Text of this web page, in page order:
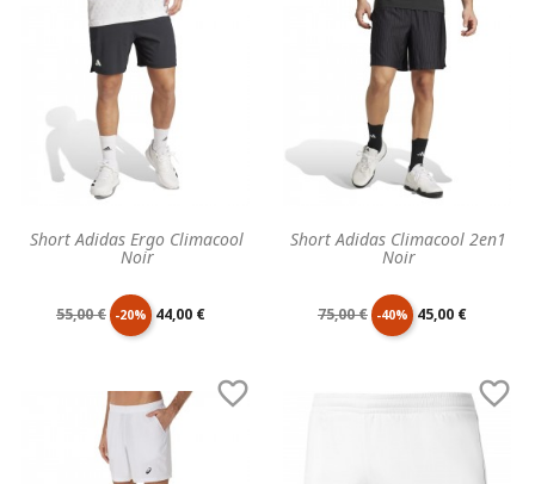
base
Short Adidas Ergo Climacool
Noir
Prix
55,00 € -20% Prix
44,00 €
Short Adidas Climacool 2en1
Noir
Prix
75,00 € -40% Prix
45,00 €
 